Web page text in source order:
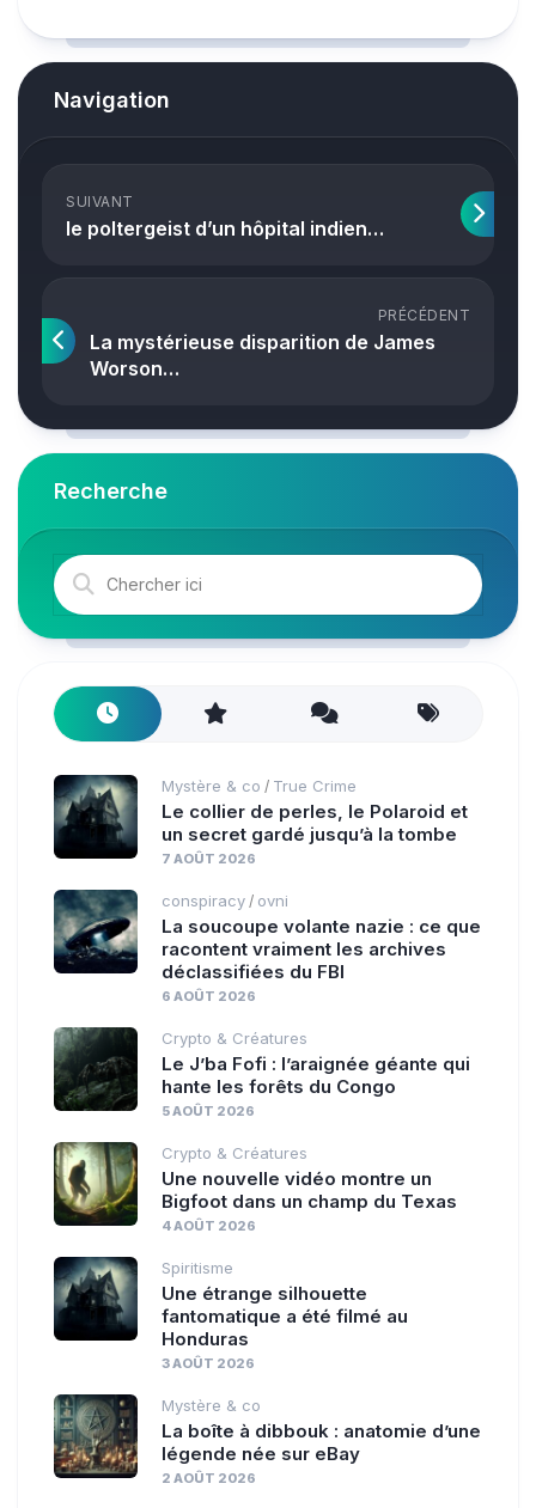
Navigation
SUIVANT
le poltergeist d’un hôpital indien…
PRÉCÉDENT
La mystérieuse disparition de James
Worson…
Recherche
Mystère & co / True Crime
Le collier de perles, le Polaroid et
un secret gardé jusqu’à la tombe
7 AOÛT 2026
conspiracy / ovni
La soucoupe volante nazie : ce que
racontent vraiment les archives
déclassifiées du FBI
6 AOÛT 2026
Crypto & Créatures
Le J’ba Fofi : l’araignée géante qui
hante les forêts du Congo
5 AOÛT 2026
Crypto & Créatures
Une nouvelle vidéo montre un
Bigfoot dans un champ du Texas
4 AOÛT 2026
Spiritisme
Une étrange silhouette
fantomatique a été filmé au
Honduras
3 AOÛT 2026
Mystère & co
La boîte à dibbouk : anatomie d’une
légende née sur eBay
2 AOÛT 2026